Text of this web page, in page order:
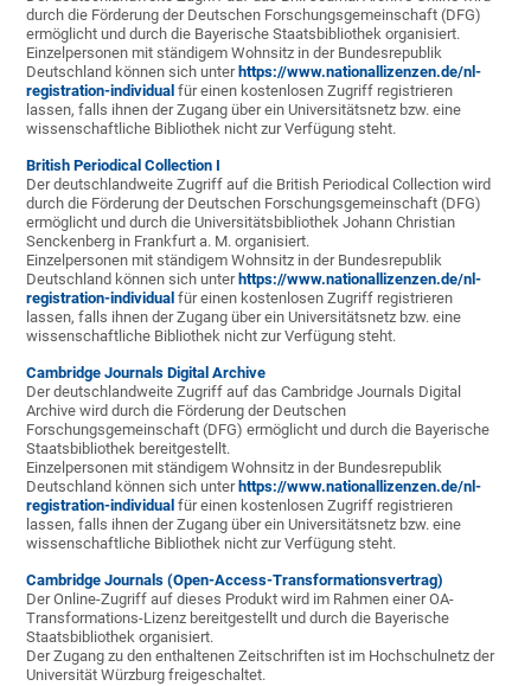
durch die Förderung der Deutschen Forschungsgemeinschaft (DFG)
ermöglicht und durch die Bayerische Staatsbibliothek organisiert.
Einzelpersonen mit ständigem Wohnsitz in der Bundesrepublik
Deutschland können sich unter https://www.nationallizenzen.de/nl-
registration-individual für einen kostenlosen Zugriff registrieren
lassen, falls ihnen der Zugang über ein Universitätsnetz bzw. eine
wissenschaftliche Bibliothek nicht zur Verfügung steht.
British Periodical Collection I
Der deutschlandweite Zugriff auf die British Periodical Collection wird
durch die Förderung der Deutschen Forschungsgemeinschaft (DFG)
ermöglicht und durch die Universitätsbibliothek Johann Christian
Senckenberg in Frankfurt a. M. organisiert.
Einzelpersonen mit ständigem Wohnsitz in der Bundesrepublik
Deutschland können sich unter https://www.nationallizenzen.de/nl-
registration-individual für einen kostenlosen Zugriff registrieren
lassen, falls ihnen der Zugang über ein Universitätsnetz bzw. eine
wissenschaftliche Bibliothek nicht zur Verfügung steht.
Cambridge Journals Digital Archive
Der deutschlandweite Zugriff auf das Cambridge Journals Digital
Archive wird durch die Förderung der Deutschen
Forschungsgemeinschaft (DFG) ermöglicht und durch die Bayerische
Staatsbibliothek bereitgestellt.
Einzelpersonen mit ständigem Wohnsitz in der Bundesrepublik
Deutschland können sich unter https://www.nationallizenzen.de/nl-
registration-individual für einen kostenlosen Zugriff registrieren
lassen, falls ihnen der Zugang über ein Universitätsnetz bzw. eine
wissenschaftliche Bibliothek nicht zur Verfügung steht.
Cambridge Journals (Open-Access-Transformationsvertrag)
Der Online-Zugriff auf dieses Produkt wird im Rahmen einer OA-
Transformations-Lizenz bereitgestellt und durch die Bayerische
Staatsbibliothek organisiert.
Der Zugang zu den enthaltenen Zeitschriften ist im Hochschulnetz der
Universität Würzburg freigeschaltet.